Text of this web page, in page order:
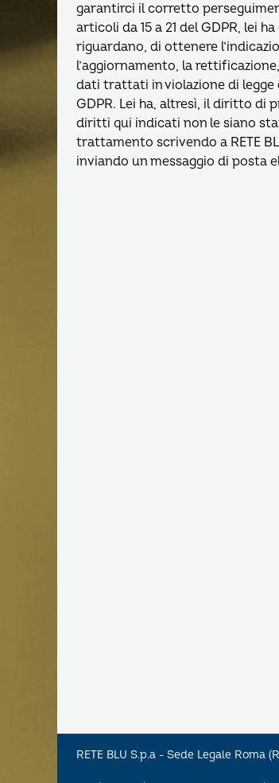
garantirci il corretto
articoli da 15 a 21 del GDPR, lei
riguardano, di ottenere
l’aggiornamento, la
dati trattati in violazione di legge
GDPR. Lei ha, altresì, il diritto di
diritti qui indicati non le siano
trattamento scrivendo a RETE
inviando un messaggio di posta
RETE BLU S.p.a - Sede Legale Roma